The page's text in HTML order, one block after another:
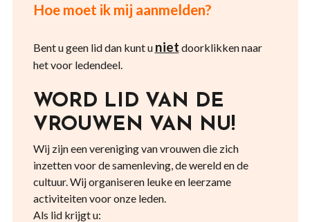
Hoe moet ik mij aanmelden?
Bent u geen lid dan kunt u niet doorklikken naar
het voor ledendeel.
WORD LID VAN DE
VROUWEN VAN NU!
Wij zijn een vereniging van vrouwen die zich
inzetten voor de samenleving, de wereld en de
cultuur. Wij organiseren leuke en leerzame
activiteiten voor onze leden.
Als lid krijgt u: